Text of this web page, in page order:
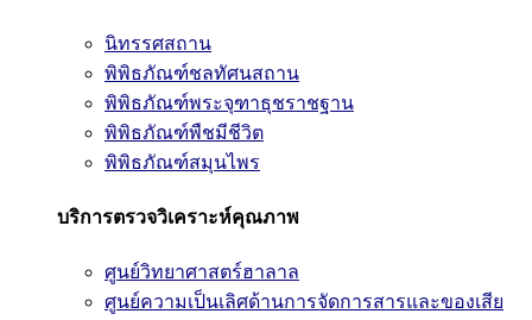
นิทรรศสถาน
พิพิธภัณฑ์ชลทัศนสถาน
พิพิธภัณฑ์พระจุฑาธุชราชฐาน
พิพิธภัณฑ์พืชมีชีวิต
พิพิธภัณฑ์สมุนไพร
บริการตรวจวิเคราะห์คุณภาพ
ศูนย์วิทยาศาสตร์ฮาลาล
ศูนย์ความเป็นเลิศด้านการจัดการสารและของเสีย